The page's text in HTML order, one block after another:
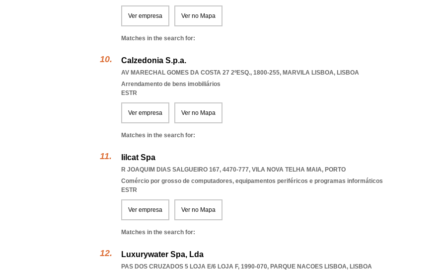
Ver empresa Ver no Mapa
Matches in the search for:
Calzedonia S.p.a.
AV MARECHAL GOMES DA COSTA 27 2ºESQ., 1800-255, MARVILA LISBOA, LISBOA
Arrendamento de bens imobiliários
ESTR
Ver empresa Ver no Mapa
Matches in the search for:
Iilcat Spa
R JOAQUIM DIAS SALGUEIRO 167, 4470-777, VILA NOVA TELHA MAIA, PORTO
Comércio por grosso de computadores, equipamentos periféricos e programas informáticos
ESTR
Ver empresa Ver no Mapa
Matches in the search for:
Luxurywater Spa, Lda
PAS DOS CRUZADOS 5 LOJA E/6 LOJA F, 1990-070, PARQUE NACOES LISBOA, LISBOA